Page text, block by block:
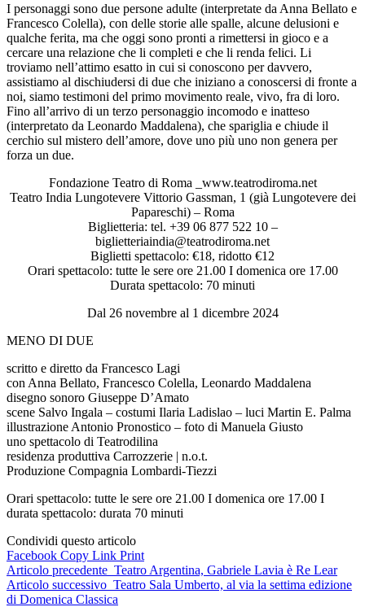
I personaggi sono due persone adulte (interpretate da Anna Bellato e
Francesco Colella), con delle storie alle spalle, alcune delusioni e
qualche ferita, ma che oggi sono pronti a rimettersi in gioco e a
cercare una relazione che li completi e che li renda felici. Li
troviamo nell’attimo esatto in cui si conoscono per davvero,
assistiamo al dischiudersi di due che iniziano a conoscersi di fronte a
noi, siamo testimoni del primo movimento reale, vivo, fra di loro.
Fino all’arrivo di un terzo personaggio incomodo e inatteso
(interpretato da Leonardo Maddalena), che spariglia e chiude il
cerchio sul mistero dell’amore, dove uno più uno non genera per
forza un due.
Fondazione Teatro di Roma _www.teatrodiroma.net
Teatro India Lungotevere Vittorio Gassman, 1 (già Lungotevere dei
Papareschi) – Roma
Biglietteria: tel. +39 06 877 522 10 –
biglietteriaindia@teatrodiroma.net
Biglietti spettacolo: €18, ridotto €12
Orari spettacolo: tutte le sere ore 21.00 I domenica ore 17.00
Durata spettacolo: 70 minuti
Dal 26 novembre al 1 dicembre 2024
MENO DI DUE
scritto e diretto da Francesco Lagi
con Anna Bellato, Francesco Colella, Leonardo Maddalena
disegno sonoro Giuseppe D’Amato
scene Salvo Ingala – costumi Ilaria Ladislao – luci Martin E. Palma
illustrazione Antonio Pronostico – foto di Manuela Giusto
uno spettacolo di Teatrodilina
residenza produttiva Carrozzerie | n.o.t.
Produzione Compagnia Lombardi-Tiezzi
Orari spettacolo: tutte le sere ore 21.00 I domenica ore 17.00 I
durata spettacolo: durata 70 minuti
Condividi questo articolo
Facebook Copy Link Print
Articolo precedente Teatro Argentina, Gabriele Lavia è Re Lear
Articolo successivo Teatro Sala Umberto, al via la settima edizione
di Domenica Classica